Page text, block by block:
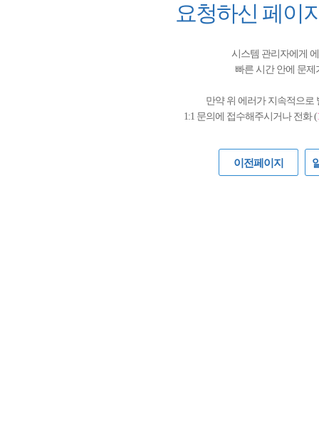
요청하신 페이
시스템 관리자에게
빠른 시간 안에 문
만약 위 에러가 지속적으로
1:1 문의에 접수해주시거나 전화 (
이전페이지